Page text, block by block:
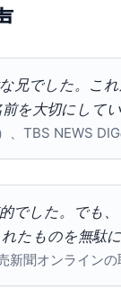
な兄でした。こ
を大切にしてい
、TBS NEWS
でした。でも、
たものを無駄
新聞オンラインの